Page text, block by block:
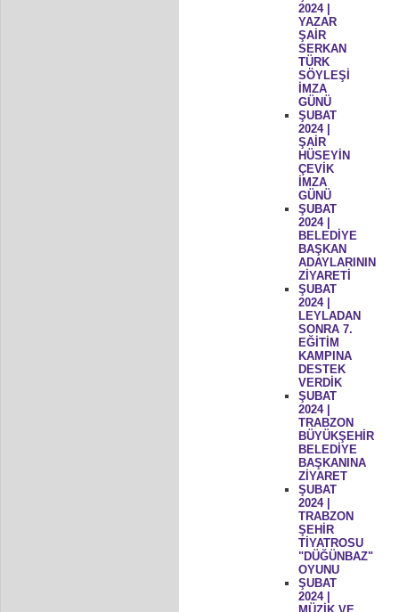
2024 |
YAZAR
ŞAİR
SERKAN
TÜRK
SÖYLEŞİ
İMZA
GÜNÜ
ŞUBAT
2024 |
ŞAİR
HÜSEYİN
ÇEVİK
İMZA
GÜNÜ
ŞUBAT
2024 |
BELEDİYE
BAŞKAN
ADAYLARININ
ZİYARETİ
ŞUBAT
2024 |
LEYLADAN
SONRA 7.
EĞİTİM
KAMPINA
DESTEK
VERDİK
ŞUBAT
2024 |
TRABZON
BÜYÜKŞEHİR
BELEDİYE
BAŞKANINA
ZİYARET
ŞUBAT
2024 |
TRABZON
ŞEHİR
TİYATROSU
"DÜĞÜNBAZ"
OYUNU
ŞUBAT
2024 |